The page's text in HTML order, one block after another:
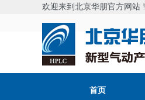
欢迎来到北京华朋官方网站 !
首页